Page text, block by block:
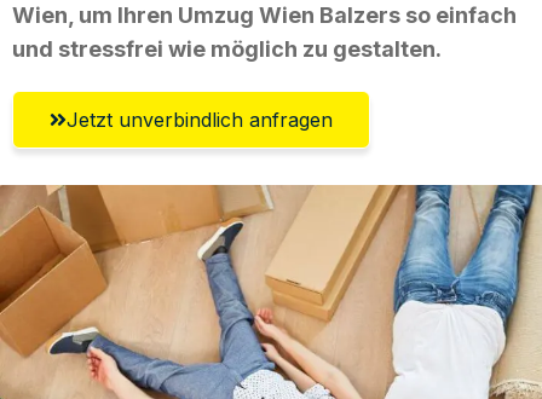
Wien, um Ihren Umzug Wien Balzers so einfach
und stressfrei wie möglich zu gestalten.
Jetzt unverbindlich anfragen